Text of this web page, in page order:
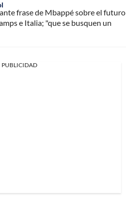
frase de Mbappé sobre el futuro
e Italia; "que se busquen un
PUBLICIDAD